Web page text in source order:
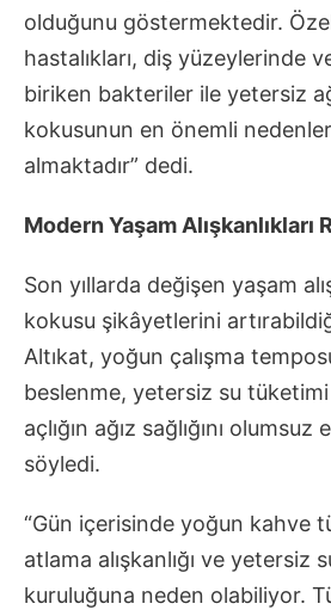
olduğunu göstermektedir.
hastalıkları, diş yüzeylerinde
biriken bakteriler ile yetersiz
kokusunun en önemli
almaktadır” dedi.
Modern Yaşam Alışkanlıkları
Son yıllarda değişen yaşam
kokusu şikâyetlerini
Altıkat, yoğun çalışma
beslenme, yetersiz su
açlığın ağız sağlığını
söyledi.
“Gün içerisinde yoğun kahve
atlama alışkanlığı ve yetersiz
kuruluğuna neden olabiliyor.